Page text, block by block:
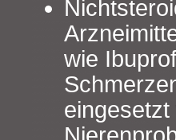
wie